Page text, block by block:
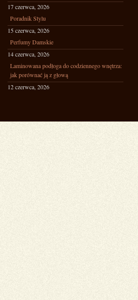
17 czerwca, 2026
Poradnik Stylu
15 czerwca, 2026
Perfumy Damskie
14 czerwca, 2026
Laminowana podłoga do codziennego wnętrza:
jak porównać ją z głową
12 czerwca, 2026